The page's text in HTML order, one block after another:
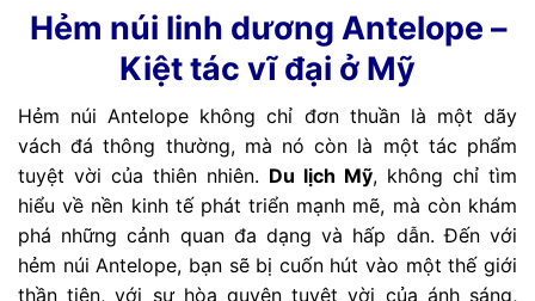
Hẻm núi linh dương Antelope –
Kiệt tác vĩ đại ở Mỹ
Hẻm núi Antelope không chỉ đơn thuần là một dãy
vách đá thông thường, mà nó còn là một tác phẩm
tuyệt vời của thiên nhiên. Du lịch Mỹ, không chỉ tìm
hiểu về nền kinh tế phát triển mạnh mẽ, mà còn khám
phá những cảnh quan đa dạng và hấp dẫn. Đến với
hẻm núi Antelope, bạn sẽ bị cuốn hút vào một thế giới
thần tiên, với sự hòa quyện tuyệt vời của ánh sáng,